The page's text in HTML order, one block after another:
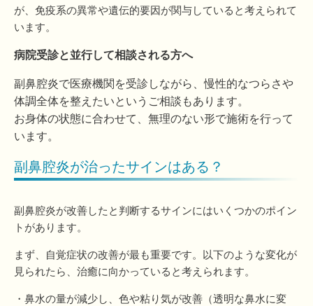
が、免疫系の異常や遺伝的要因が関与していると考えられて
います。
病院受診と並行して相談される方へ
副鼻腔炎で医療機関を受診しながら、慢性的なつらさや
体調全体を整えたいというご相談もあります。
お身体の状態に合わせて、無理のない形で施術を行って
います。
副鼻腔炎が治ったサインはある？
副鼻腔炎が改善したと判断するサインにはいくつかのポイン
トがあります。
まず、自覚症状の改善が最も重要です。以下のような変化が
見られたら、治癒に向かっていると考えられます。
・鼻水の量が減少し、色や粘り気が改善（透明な鼻水に変